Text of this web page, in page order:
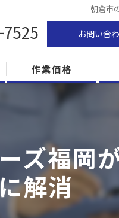
朝倉市
お問い合
作業価格
ズ福岡
解消